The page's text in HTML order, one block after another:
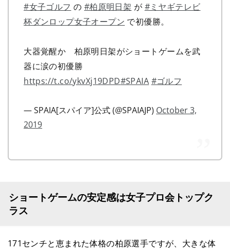
#女子ゴルフ の #柏原明日架 が #ミヤギテレビ
杯ダンロップ女子オープン で初優勝。
大器覚醒か 柏原明日架がショートゲームを武
器に涙の初優勝
https://t.co/ykvXj19DPD#SPAIA #ゴルフ
— SPAIA[スパイア]公式 (@SPAIAJP) October 3,
2019
ショートゲームの安定感は女子プロ会トップク
ラス
171センチと恵まれた体格の柏原選手ですが、大きな体